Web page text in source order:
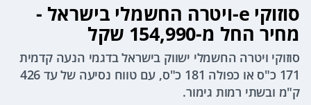
סוזוקי e-ויטרה החשמלי בישראל -
מחיר החל מ-154,990 שקל
סוזוקי ויטרה החשמלי ישווק בישראל בדגמי הנעה קדמית
171 כ"ס או כפולה 181 כ"ס, עם טווח נסיעה של עד 426
ק"מ ובשתי רמות גימור.